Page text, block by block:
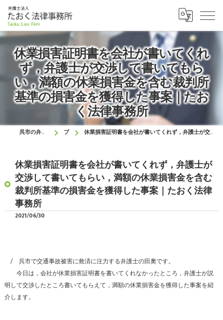
休業損害証明書を会社が書いてくれ
ず，弁護士が交渉して書いてもら
い，満額の休業損害金を含む裁判所
基準の損害金を獲得した事案｜たお
く法律事務所
呉市の弁護士はたおく法律事務所 ブログ 休業損害証明書を会社が書いてくれず，弁護士が交渉して書いてもらい，満額の休業損害金を含む裁判所基準の損害金を獲得した事案｜たおく法律事務所
休業損害証明書を会社が書いてくれず，弁護士が
交渉して書いてもらい，満額の休業損害金を含む
裁判所基準の損害金を獲得した事案｜たおく法律
事務所
2021/06/30
呉市で交通事故被害に救済に注力する弁護士の田奧です。
今日は，会社が休業損害証明書を書いてくれなかったところ，弁護士が説
明して交渉したところ書いてもらえて，満額の休業損害金を獲得した事案を紹
介します。